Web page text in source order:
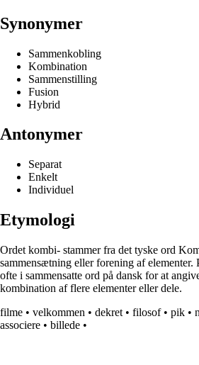
Synonymer
Sammenkobling
Kombination
Sammenstilling
Fusion
Hybrid
Antonymer
Separat
Enkelt
Individuel
Etymologi
Ordet kombi- stammer fra det tyske ord
sammensætning eller forening af elementer.
ofte i sammensatte ord på dansk for at
kombination af flere elementer eller dele.
filme • velkommen • dekret • filosof• pik •
associere • billede •